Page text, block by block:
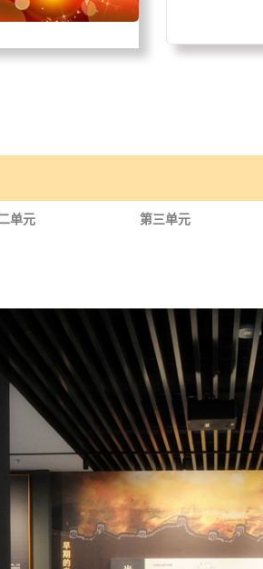
单元 第三单元